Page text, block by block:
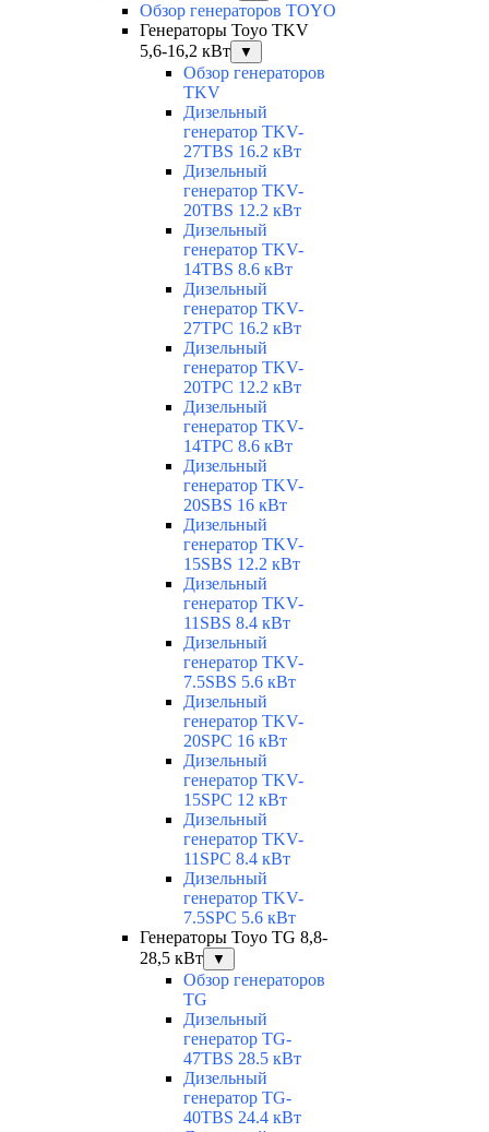
Обзор генераторов TOYO
Генераторы Toyo TKV
5,6-16,2 кВт
▼
Обзор генераторов
TKV
Дизельный
генератор TKV-
27TBS 16.2 кВт
Дизельный
генератор TKV-
20TBS 12.2 кВт
Дизельный
генератор TKV-
14TBS 8.6 кВт
Дизельный
генератор TKV-
27TPC 16.2 кВт
Дизельный
генератор TKV-
20TPC 12.2 кВт
Дизельный
генератор TKV-
14TPC 8.6 кВт
Дизельный
генератор TKV-
20SBS 16 кВт
Дизельный
генератор TKV-
15SBS 12.2 кВт
Дизельный
генератор TKV-
11SBS 8.4 кВт
Дизельный
генератор TKV-
7.5SBS 5.6 кВт
Дизельный
генератор TKV-
20SPC 16 кВт
Дизельный
генератор TKV-
15SPC 12 кВт
Дизельный
генератор TKV-
11SPC 8.4 кВт
Дизельный
генератор TKV-
7.5SPC 5.6 кВт
Генераторы Toyo TG 8,8-
28,5 кВт
▼
Обзор генераторов
TG
Дизельный
генератор TG-
47TBS 28.5 кВт
Дизельный
генератор TG-
40TBS 24.4 кВт